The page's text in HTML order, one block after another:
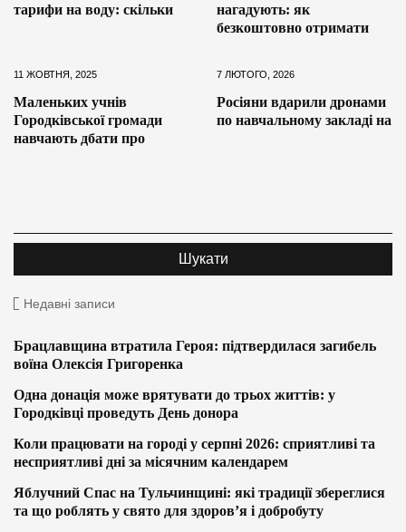
тарифи на воду: скільки
нагадують: як
безкоштовно отримати
11 ЖОВТНЯ, 2025
Маленьких учнів
Городківської громади
навчають дбати про
7 ЛЮТОГО, 2026
Росіяни вдарили дронами
по навчальному закладі на
Недавні записи
Брацлавщина втратила Героя: підтвердилася загибель
воїна Олексія Григоренка
Одна донація може врятувати до трьох життів: у
Городківці проведуть День донора
Коли працювати на городі у серпні 2026: сприятливі та
несприятливі дні за місячним календарем
Яблучний Спас на Тульчинщині: які традиції збереглися
та що роблять у свято для здоров’я і добробуту